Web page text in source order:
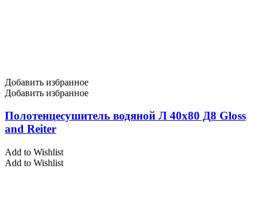
Добавить избранное
Добавить избранное
Полотенцесушитель водяной Л 40х80 Д8 Gloss
and Reiter
Add to Wishlist
Add to Wishlist